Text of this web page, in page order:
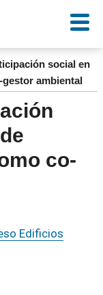
social en
ambiental
co-
Edificios